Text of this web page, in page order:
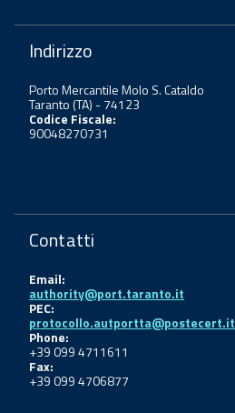
Indirizzo
Porto Mercantile Molo S. Cataldo
Taranto (TA) - 74123
Codice Fiscale:
90048270731
Contatti
Email:
authority@port.taranto.it
PEC:
protocollo.autportta@postecert.it
Phone:
+39 099 4711611
Fax:
+39 099 4706877